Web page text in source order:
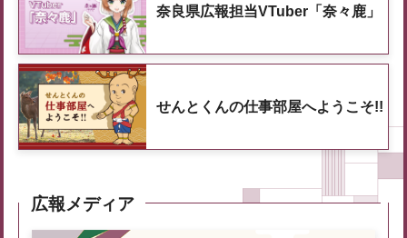
奈良県広報担当VTuber「奈々鹿」
せんとくんの仕事部屋へようこそ!!
広報メディア